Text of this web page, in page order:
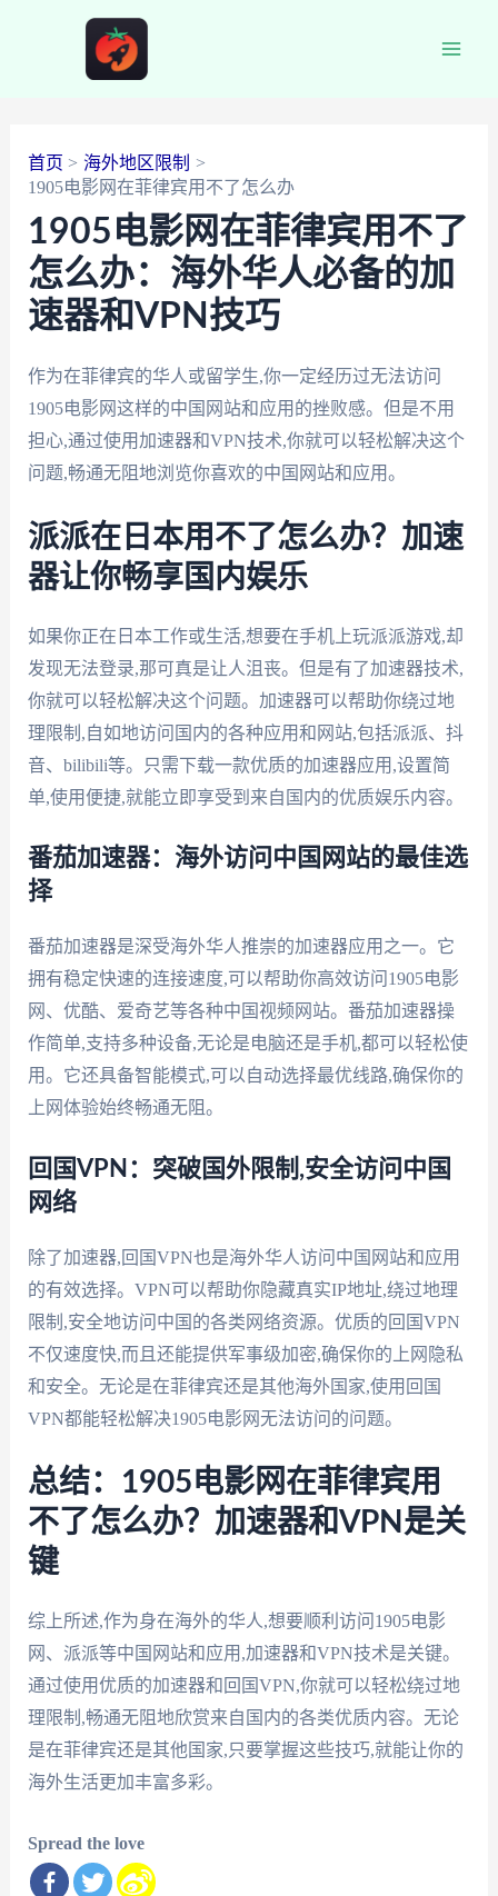
首页
海外地区限制
1905电影网在菲律宾用不了怎么办
1905电影网在菲律宾用不了
怎么办：海外华人必备的加
速器和VPN技巧
作为在菲律宾的华人或留学生,你一定经历过无法访问
1905电影网这样的中国网站和应用的挫败感。但是不用
担心,通过使用加速器和VPN技术,你就可以轻松解决这个
问题,畅通无阻地浏览你喜欢的中国网站和应用。
派派在日本用不了怎么办？加速
器让你畅享国内娱乐
如果你正在日本工作或生活,想要在手机上玩派派游戏,却
发现无法登录,那可真是让人沮丧。但是有了加速器技术,
你就可以轻松解决这个问题。加速器可以帮助你绕过地
理限制,自如地访问国内的各种应用和网站,包括派派、抖
音、bilibili等。只需下载一款优质的加速器应用,设置简
单,使用便捷,就能立即享受到来自国内的优质娱乐内容。
番茄加速器：海外访问中国网站的最佳选
择
番茄加速器是深受海外华人推崇的加速器应用之一。它
拥有稳定快速的连接速度,可以帮助你高效访问1905电影
网、优酷、爱奇艺等各种中国视频网站。番茄加速器操
作简单,支持多种设备,无论是电脑还是手机,都可以轻松使
用。它还具备智能模式,可以自动选择最优线路,确保你的
上网体验始终畅通无阻。
回国VPN：突破国外限制,安全访问中国
网络
除了加速器,回国VPN也是海外华人访问中国网站和应用
的有效选择。VPN可以帮助你隐藏真实IP地址,绕过地理
限制,安全地访问中国的各类网络资源。优质的回国VPN
不仅速度快,而且还能提供军事级加密,确保你的上网隐私
和安全。无论是在菲律宾还是其他海外国家,使用回国
VPN都能轻松解决1905电影网无法访问的问题。
总结：1905电影网在菲律宾用
不了怎么办？加速器和VPN是关
键
综上所述,作为身在海外的华人,想要顺利访问1905电影
网、派派等中国网站和应用,加速器和VPN技术是关键。
通过使用优质的加速器和回国VPN,你就可以轻松绕过地
理限制,畅通无阻地欣赏来自国内的各类优质内容。无论
是在菲律宾还是其他国家,只要掌握这些技巧,就能让你的
海外生活更加丰富多彩。
Spread the love